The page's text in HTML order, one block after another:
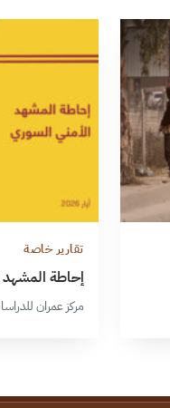
تقارير خاصة
إحاطة المشهد
مركز عمران للدراسات